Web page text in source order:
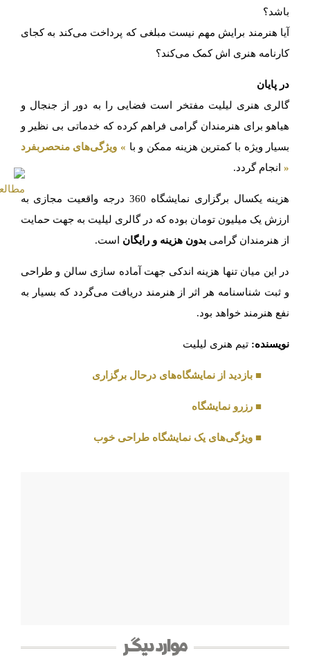
باشد؟
آیا هنرمند برایش مهم نیست مبلغی که پرداخت می‌کند به کجای
کارنامه هنری اش کمک می‌کند؟
در پایان
گالری هنری لیلیت مفتخر است فضایی را به دور از جنجال و
هیاهو برای هنرمندان گرامی فراهم کرده که خدماتی بی نظیر و
بسیار ویژه با کمترین هزینه ممکن و با » ویژگی‌های منحصربفرد
«انجام گردد.
هزینه یکسال برگزاری نمایشگاه 360 درجه واقعیت مجازی به
ارزش یک میلیون تومان بوده که در گالری لیلیت به جهت حمایت
از هنرمندان گرامی بدون هزینه و رایگان است.
در این میان تنها هزینه اندکی جهت آماده سازی سالن و طراحی
و ثبت شناسنامه هر اثر از هنرمند دریافت می‌گردد که بسیار به
نفع هنرمند خواهد بود.
نویسنده: تیم هنری لیلیت
■ بازدید از نمایشگاه‌های درحال برگزاری
■ رزرو نمایشگاه
■ ویژگی‌های یک نمایشگاه طراحی خوب
موارد دیگر